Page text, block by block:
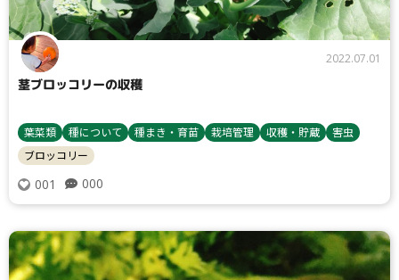
2022.07.01
茎ブロッコリーの収穫
葉菜類 種について 種まき・育苗 栽培管理 収穫・貯蔵
害虫
ブロッコリー
001 000